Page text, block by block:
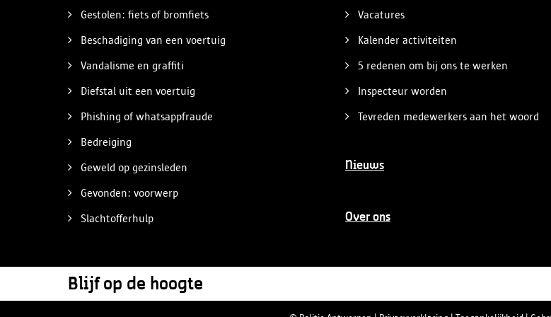
Gestolen: fiets of bromfiets
Beschadiging van een voertuig
Vandalisme en graffiti
Diefstal uit een voertuig
Phishing of whatsappfraude
Bedreiging
Geweld op gezinsleden
Gevonden: voorwerp
Slachtofferhulp
Vacatures
Kalender activiteiten
5 redenen om bij ons te werken
Inspecteur worden
Tevreden medewerkers aan het woord
Nieuws
Over ons
Blijf op de hoogte